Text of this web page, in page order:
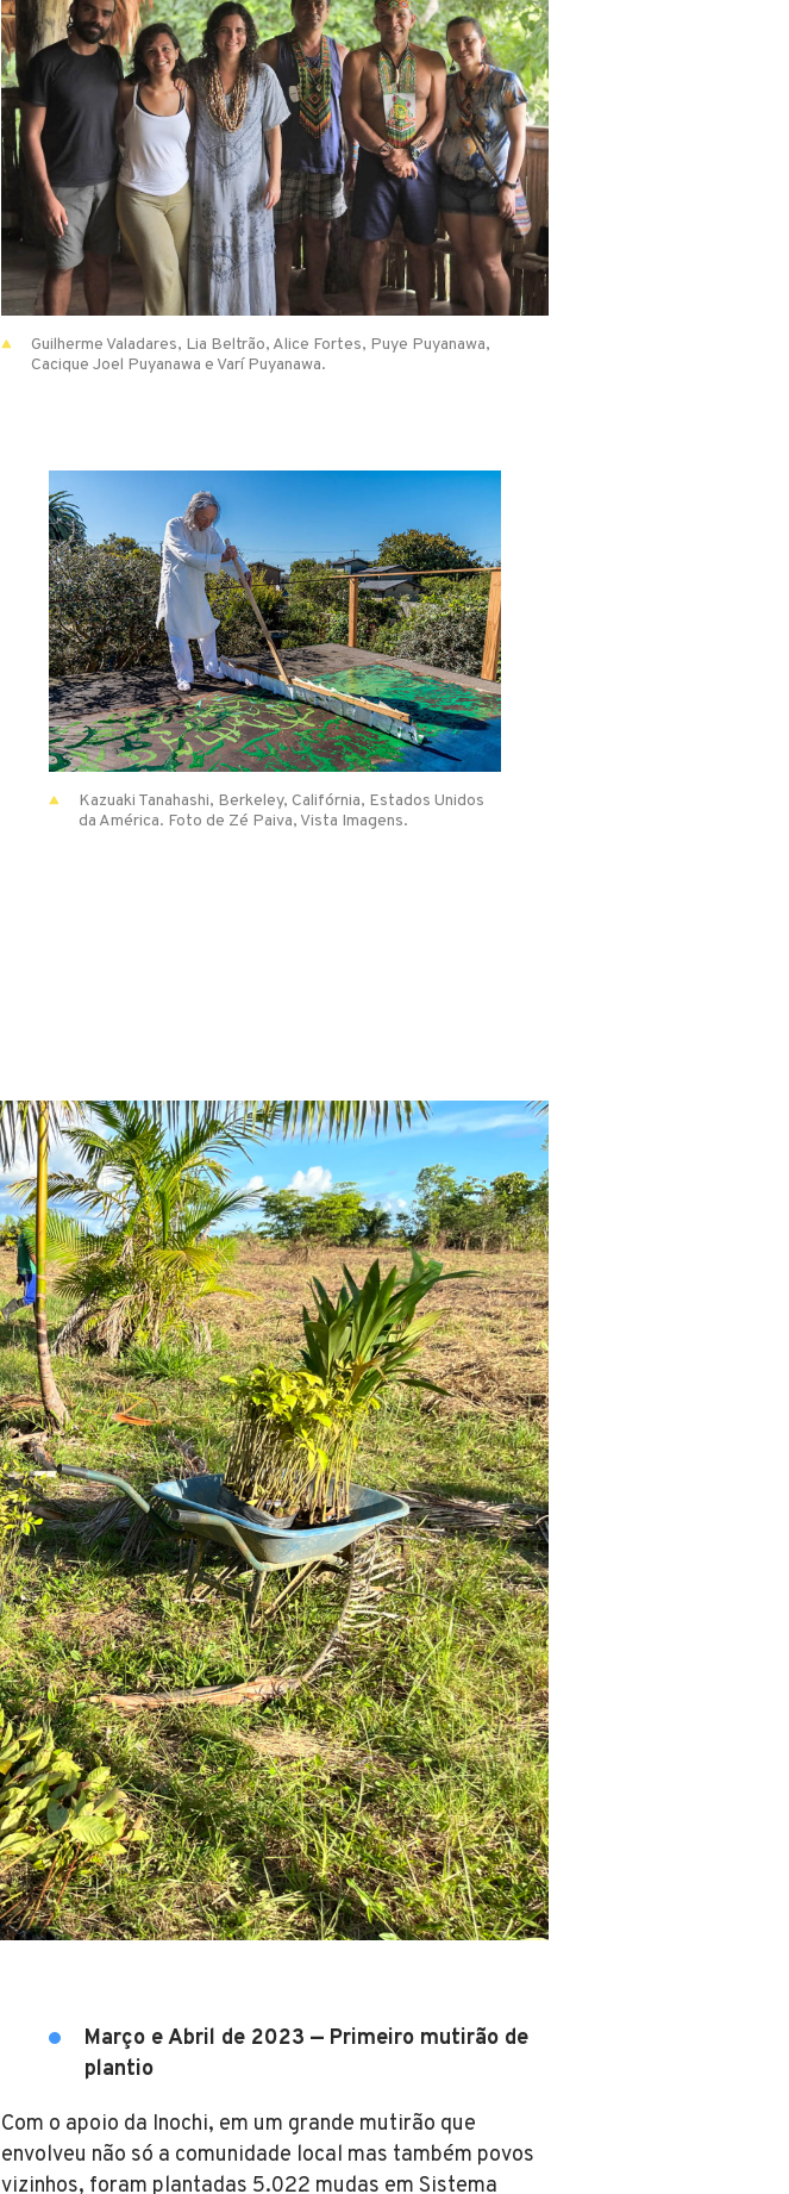
Guilherme Valadares, Lia Beltrão, Alice Fortes, Puye Puyanawa,
Cacique Joel Puyanawa e Varí Puyanawa.
Kazuaki Tanahashi, Berkeley, Califórnia, Estados Unidos
da América. Foto de Zé Paiva, Vista Imagens.
Março e Abril de 2023 — Primeiro mutirão de
plantio
Com o apoio da Inochi, em um grande mutirão que
envolveu não só a comunidade local mas também povos
vizinhos, foram plantadas 5.022 mudas em Sistema